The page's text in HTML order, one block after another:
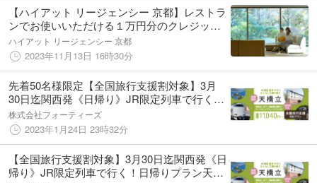
【ハイアット リージェンシー 京都】レストラ
ンでお使いいただける１万円分のクレジット
付連泊プラン「Winter Escape（ウインターエ
スケープ）」で、あなたらしいウェルネスな
旅時間を
ハイアット リージェンシー 京都
2023年11月13日 16時30分
先着50名様限定【全国旅行支援割対象】3月
30日迄関西発《日帰り》JR限定列車で行く！
日帰りプラン天橋立 オーベルジュでフレンチ
ランチ付【２名様からご利用OK】増枠いたし
ました。
株式会社フォーティーズ
2023年1月24日 23時32分
【全国旅行支援割対象】3月30日迄関西発《日
帰り》JR限定列車で行く！日帰りプラン天橋